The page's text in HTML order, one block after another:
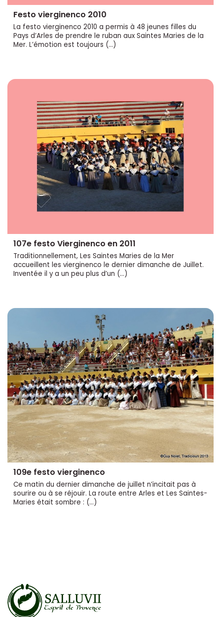
Festo vierginenco 2010
La festo vierginenco 2010 a permis à 48 jeunes filles du
Pays d’Arles de prendre le ruban aux Saintes Maries de la
Mer. L’émotion est toujours (…)
107e festo Vierginenco en 2011
Traditionnellement, Les Saintes Maries de la Mer
accueillent les vierginenco le dernier dimanche de Juillet.
Inventée il y a un peu plus d’un (…)
109e festo vierginenco
Ce matin du dernier dimanche de juillet n’incitait pas à
sourire ou à se réjouir. La route entre Arles et Les Saintes-
Maries était sombre : (…)